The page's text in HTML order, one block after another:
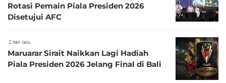
Rotasi Pemain Piala Presiden 2026
Disetujui AFC
2 hari lalu
Maruarar Sirait Naikkan Lagi Hadiah
Piala Presiden 2026 Jelang Final di Bali